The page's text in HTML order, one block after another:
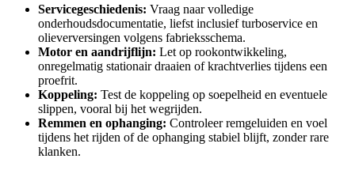
Servicegeschiedenis: Vraag naar volledige
onderhoudsdocumentatie, liefst inclusief turboservice en
olieverversingen volgens fabrieksschema.
Motor en aandrijflijn: Let op rookontwikkeling,
onregelmatig stationair draaien of krachtverlies tijdens een
proefrit.
Koppeling: Test de koppeling op soepelheid en eventuele
slippen, vooral bij het wegrijden.
Remmen en ophanging: Controleer remgeluiden en voel
tijdens het rijden of de ophanging stabiel blijft, zonder rare
klanken.